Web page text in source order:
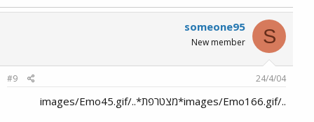
S
someone95
New member
24/4/04
#9
../images/Emo166.gif*מצטרפת*../images/Emo45.gif